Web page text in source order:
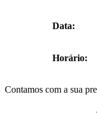
Data:
Horário:
Contamos com a sua